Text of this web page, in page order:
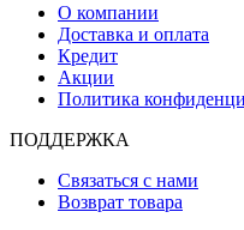
О компании
Доставка и оплата
Кредит
Акции
Политика
ПОДДЕРЖКА
Связаться с нами
Возврат товара